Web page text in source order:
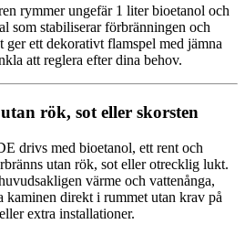
rymmer ungefär 1 liter bioetanol och
som stabiliserar förbränningen och
ett dekorativt flamspel med jämna
att reglera efter dina behov.
rök, sot eller skorsten
drivs med bioetanol, ett rent och
utan rök, sot eller otrecklig lukt.
värme och vattenånga,
kaminen direkt i rummet utan krav på
extra installationer.